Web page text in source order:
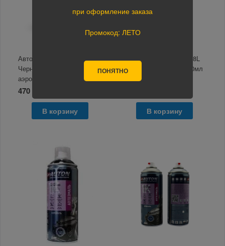
Автоэмаль RAL 9005
Черный глянец 520мл
аэрозоль MobiCAR
470 руб.
В корзину
Автоэмаль DAEWOO 38L
Полинезия зеленая 520мл
аэрозоль Автон
В корзину
при оформление заказа
Промокод: ЛЕТО
ПОНЯТНО